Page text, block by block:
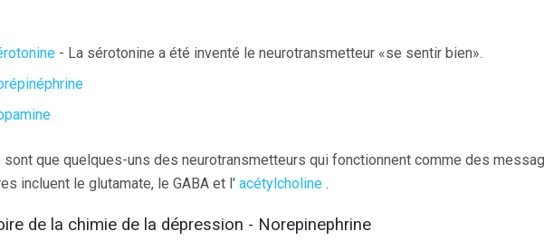
- La sérotonine a été inventé le neurotransmetteur «se sentir bien».
sont que quelques-uns des neurotransmetteurs qui fonctionnent comme des
incluent le glutamate, le GABA et l' acétylcholine .
de la chimie de la dépression - Norepinephrine